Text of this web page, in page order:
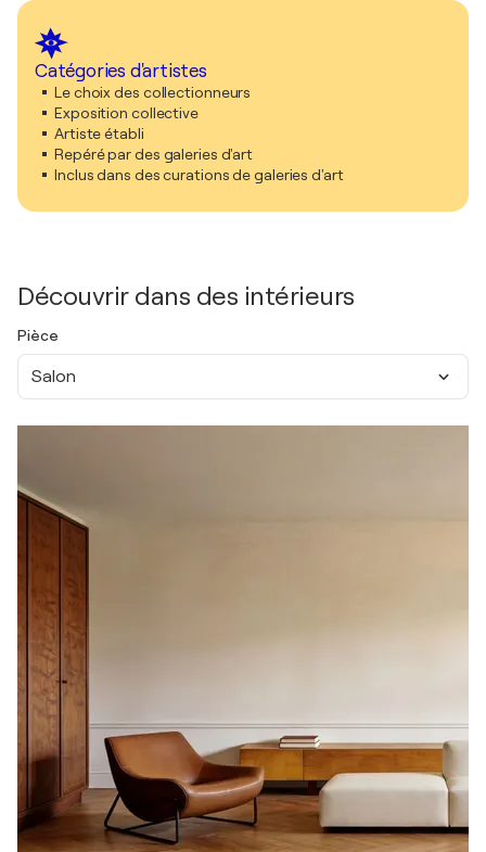
Catégories d'artistes
Le choix des collectionneurs
Exposition collective
Artiste établi
Repéré par des galeries d'art
Inclus dans des curations de galeries d'art
Découvrir dans des intérieurs
Pièce
Salon